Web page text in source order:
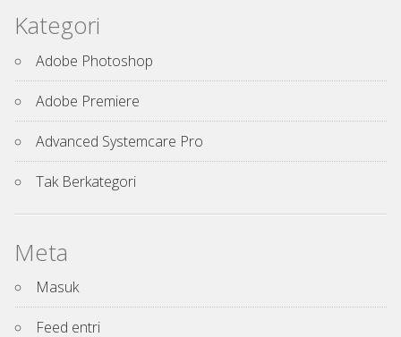
Kategori
Adobe Photoshop
Adobe Premiere
Advanced Systemcare Pro
Tak Berkategori
Meta
Masuk
Feed entri